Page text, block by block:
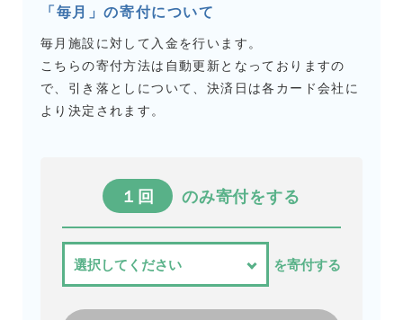
「毎月」の寄付について
毎月施設に対して入金を行います。
こちらの寄付方法は自動更新となっておりますの
で、引き落としについて、決済日は各カード会社に
より決定されます。
１回 のみ寄付をする
を寄付する